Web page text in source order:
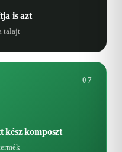
is azt
talajt
07
kész komposzt